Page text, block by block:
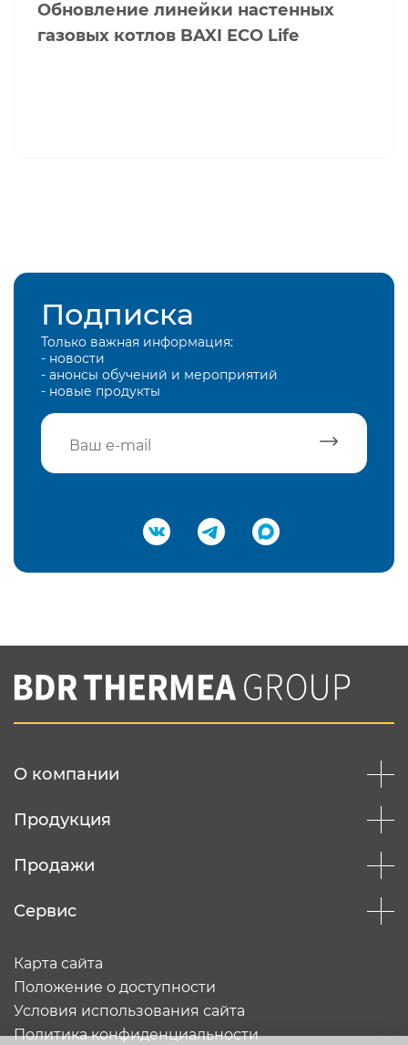
Обновление линейки настенных
газовых котлов BAXI ECO Life
Подписка
Только важная информация:
- новости
- анонсы обучений и мероприятий
- новые продукты
Подтвердить e-mail
Вы соглашаетесь с нашей политикой
конфеденциальности
О компании
Продукция
Продажи
Сервис
Карта сайта
Положение о доступности
Условия использования сайта
Политика конфиденциальности